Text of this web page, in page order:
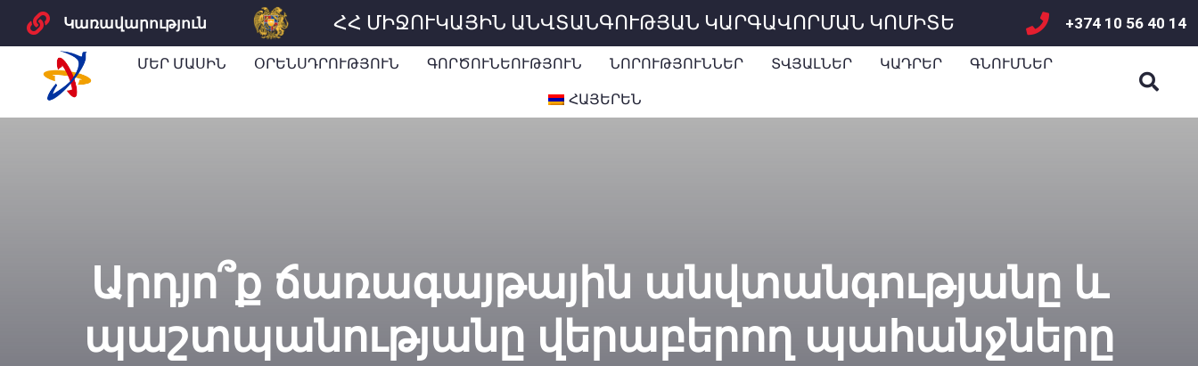
Կառավարություն ՀՀ ՄԻՋՈՒԿԱՅԻՆ ԱՆՎՏԱՆԳՈՒԹՅԱՆ ԿԱՐԳԱՎՈՐՄԱՆ ԿՈՄԻՏԵ +374 10 56 40 14
ՄԵՐ ՄԱՍԻՆ ՕՐԵՆՍԴՐՈՒԹՅՈՒՆ ԳՈՐԾՈՒՆԵՈՒԹՅՈՒՆ ՆՈՐՈՒԹՅՈՒՆՆԵՐ ՏՎՅԱԼՆԵՐ ԿԱԴՐԵՐ ԳՆՈՒՄՆԵՐ
ՀԱՅԵՐԵՆ
Արդյո՞ք ճառագայթային անվտանգությանը և
պաշտպանությանը վերաբերող պահանջները